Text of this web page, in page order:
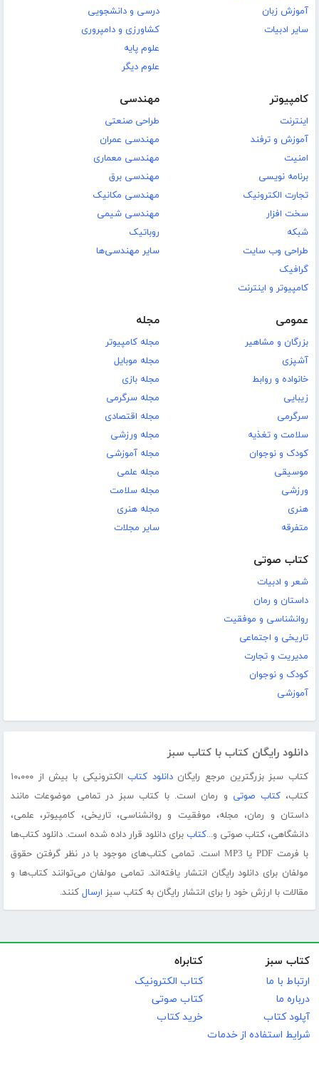
آموزش زبان
سایر ادبیات
درسی و دانشجویی
کشاورزی و دامپروری
علوم پایه
علوم دیگر
کامپیوتر
اینترنت
آموزش و ترفند
امنیت
برنامه نویسی
تجارت الکترونیک
سخت افزار
شبکه
طراحی وب سایت
گرافیک
کامپیوتر و اینترنت
مهندسی
طراحی صنعتی
مهندسی عمران
مهندسی معماری
مهندسی برق
مهندسی مکانیک
مهندسی شیمی
روباتیک
سایر مهندسی‌ها
عمومی
بزرگان و مشاهیر
آشپزی
خانواده و روابط
زیبایی
سرگرمی
سلامت و تغذیه
کودک و نوجوان
موسیقی
ورزشی
هنری
متفرقه
مجله
مجله کامپیوتر
مجله موبایل
مجله بازی
مجله سرگرمی
مجله اقتصادی
مجله ورزشی
مجله آموزشی
مجله علمی
مجله سلامت
مجله هنری
سایر مجلات
کتاب صوتی
شعر و ادبیات
داستان و رمان
روانشناسی و موفقیت
تاریخی و اجتماعی
مدیریت و تجارت
کودک و نوجوان
آموزشی
دانلود رایگان کتاب با کتاب سبز
کتاب سبز بزرگترین مرجع رایگاندانلود کتاب
الکترونیکی با بیش از ۱۰،۰۰۰
کتاب،کتاب صوتی و رمان است. با کتاب سبز در تمامی موضوعات مانند
داستان و رمان، مجله، موفقیت و روانشناسی، تاریخی، کامپیوتر، علمی،
دانشگاهی، کتاب صوتی و...کتاب برای دانلود قرار داده شده است. دانلود کتاب‌ها
با فرمت PDF یا MP3 است. تمامی کتاب‌های موجود با در نظر گرفتن حقوق
مولفان برای دانلود رایگان انتشار یافته‌اند. تمامی مولفان می‌توانند کتاب‌ها و
مقالات با ارزش خود را برای انتشار رایگان به کتاب سبز ارسال کنند.
کتاب سبز
ارتباط با ما
درباره ما
آپلود کتاب
شرایط استفاده از خدمات
کتابراه
کتاب الکترونیک
کتاب صوتی
خرید کتاب